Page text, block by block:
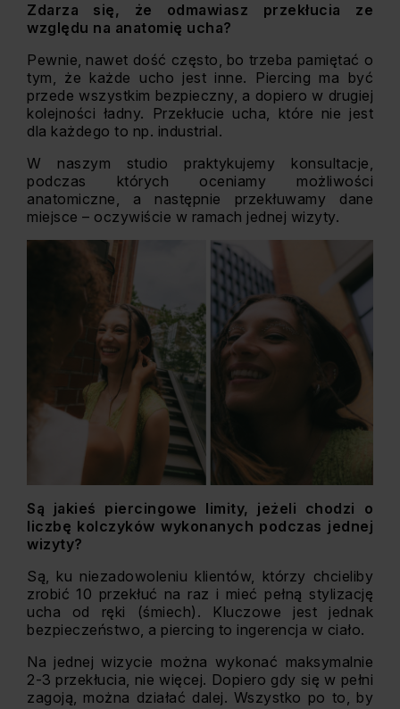
Zdarza się, że odmawiasz przekłucia ze
względu na anatomię ucha?
Pewnie, nawet dość często, bo trzeba pamiętać o
tym, że każde ucho jest inne. Piercing ma być
przede wszystkim bezpieczny, a dopiero w drugiej
kolejności ładny. Przekłucie ucha, które nie jest
dla każdego to np. industrial.
W naszym studio praktykujemy konsultacje,
podczas których oceniamy możliwości
anatomiczne, a następnie przekłuwamy dane
miejsce – oczywiście w ramach jednej wizyty.
Są jakieś piercingowe limity, jeżeli chodzi o
liczbę kolczyków wykonanych podczas jednej
wizyty?
Są, ku niezadowoleniu klientów, którzy chcieliby
zrobić 10 przekłuć na raz i mieć pełną stylizację
ucha od ręki (śmiech). Kluczowe jest jednak
bezpieczeństwo, a piercing to ingerencja w ciało.
Na jednej wizycie można wykonać maksymalnie
2-3 przekłucia, nie więcej. Dopiero gdy się w pełni
zagoją, można działać dalej. Wszystko po to, by